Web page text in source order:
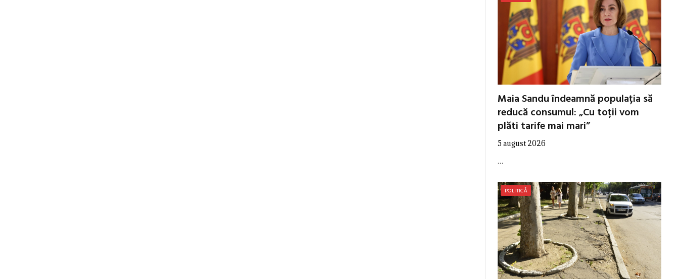
Maia Sandu îndeamnă populația să
reducă consumul: „Cu toții vom
plăti tarife mai mari”
5 august 2026
…
POLITICĂ